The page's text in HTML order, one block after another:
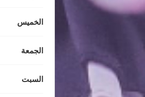
الخميس
الجمعة
السبت